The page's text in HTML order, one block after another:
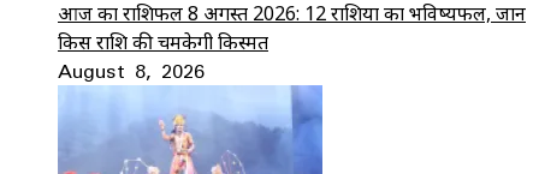
आज का राशिफल 8 अगस्त 2026: 12 राशियों का भविष्यफल, जानें
किस राशि की चमकेगी किस्मत
August 8, 2026